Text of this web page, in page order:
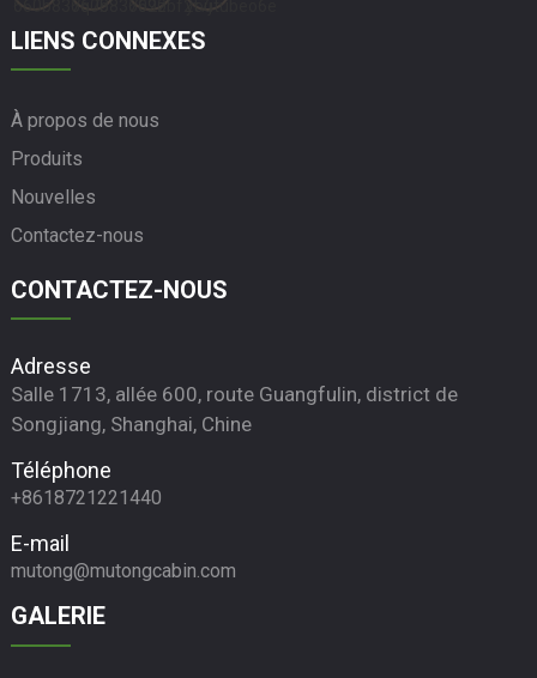
LIENS CONNEXES
À propos de nous
Produits
Nouvelles
Contactez-nous
CONTACTEZ-NOUS
Adresse
Salle 1713, allée 600, route Guangfulin, district de
Songjiang, Shanghai, Chine
Téléphone
+8618721221440
E-mail
mutong@mutongcabin.com
GALERIE